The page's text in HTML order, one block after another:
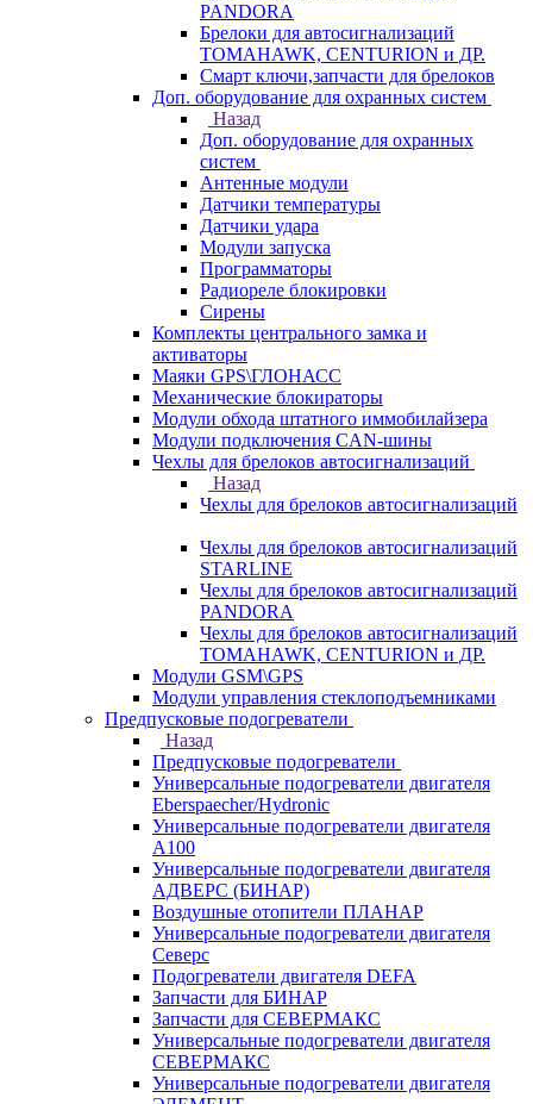
PANDORA
Брелоки для автосигнализаций
TOMAHAWK, CENTURION и ДР.
Смарт ключи,запчасти для брелоков
Доп. оборудование для охранных систем
Назад
Доп. оборудование для охранных
систем
Антенные модули
Датчики температуры
Датчики удара
Модули запуска
Программаторы
Радиореле блокировки
Сирены
Комплекты центрального замка и
активаторы
Маяки GPS\ГЛОНАСС
Механические блокираторы
Модули обхода штатного иммобилайзера
Модули подключения CAN-шины
Чехлы для брелоков автосигнализаций
Назад
Чехлы для брелоков автосигнализаций
Чехлы для брелоков автосигнализаций
STARLINE
Чехлы для брелоков автосигнализаций
PANDORA
Чехлы для брелоков автосигнализаций
TOMAHAWK, CENTURION и ДР.
Модули GSM\GPS
Модули управления стеклоподъемниками
Предпусковые подогреватели
Назад
Предпусковые подогреватели
Универсальные подогреватели двигателя
Eberspaecher/Hydronic
Универсальные подогреватели двигателя
A100
Универсальные подогреватели двигателя
АДВЕРС (БИНАР)
Воздушные отопители ПЛАНАР
Универсальные подогреватели двигателя
Северс
Подогреватели двигателя DEFA
Запчасти для БИНАР
Запчасти для СЕВЕРМАКС
Универсальные подогреватели двигателя
СЕВЕРМАКС
Универсальные подогреватели двигателя